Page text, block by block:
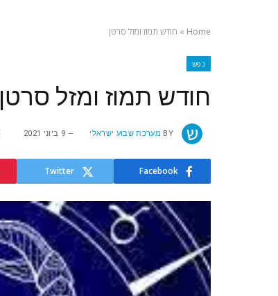
Home
» חודש תמוז ומזל סרטן
נפש
חודש תמוז ומזל סרטן
BY מערכת שבוע ישראלי 9 ביוני 2021
Facebook
Twitter